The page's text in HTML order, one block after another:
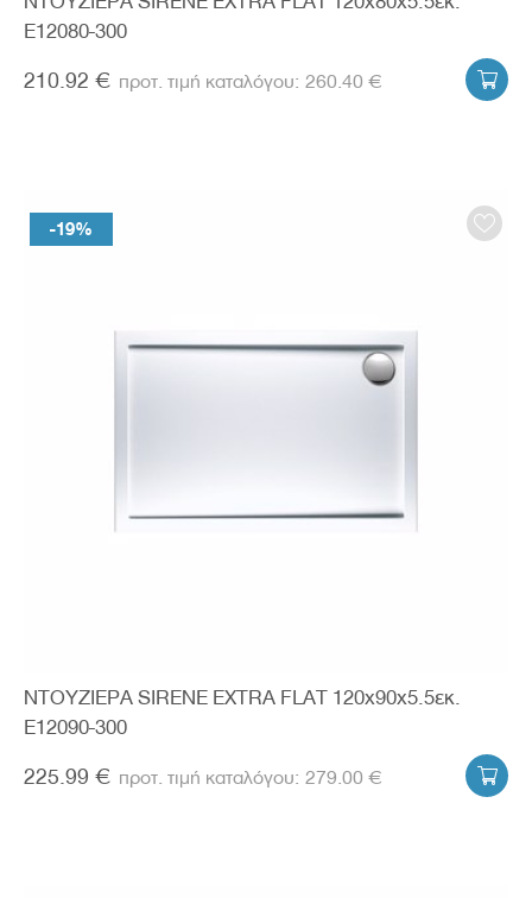
E12080-300
210.92 € 260.40 € 
-19%
ΝΤΟΥΖΙΕΡΑ SIRENE EXTRA FLAT 120x90x5.5εκ.
E12090-300
225.99 € 279.00 € 